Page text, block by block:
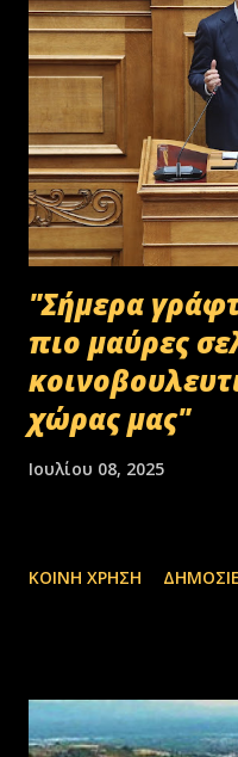
"Σήμερα
πιο μαύρες
χώρας μας"
Ιουλίου 08, 2025
ΚΟΙΝΉ ΧΡΉΣΗ